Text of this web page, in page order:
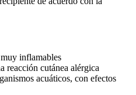
inflamables
reacción cutánea alérgica
acuáticos, con efectos